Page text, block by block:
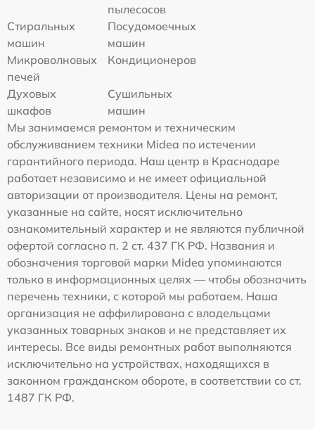
пылесосов
Стиральных
машин
Посудомоечных
машин
Микроволновых
печей
Кондиционеров
Духовых
шкафов
Сушильных
машин
Мы занимаемся ремонтом и техническим
обслуживанием техники Midea по истечении
гарантийного периода. Наш центр в Краснодаре
работает независимо и не имеет официальной
авторизации от производителя. Цены на ремонт,
указанные на сайте, носят исключительно
ознакомительный характер и не являются публичной
офертой согласно п. 2 ст. 437 ГК РФ. Названия и
обозначения торговой марки Midea упоминаются
только в информационных целях — чтобы обозначить
перечень техники, с которой мы работаем. Наша
организация не аффилирована с владельцами
указанных товарных знаков и не представляет их
интересы. Все виды ремонтных работ выполняются
исключительно на устройствах, находящихся в
законном гражданском обороте, в соответствии со ст.
1487 ГК РФ.